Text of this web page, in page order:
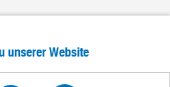
unserer Website